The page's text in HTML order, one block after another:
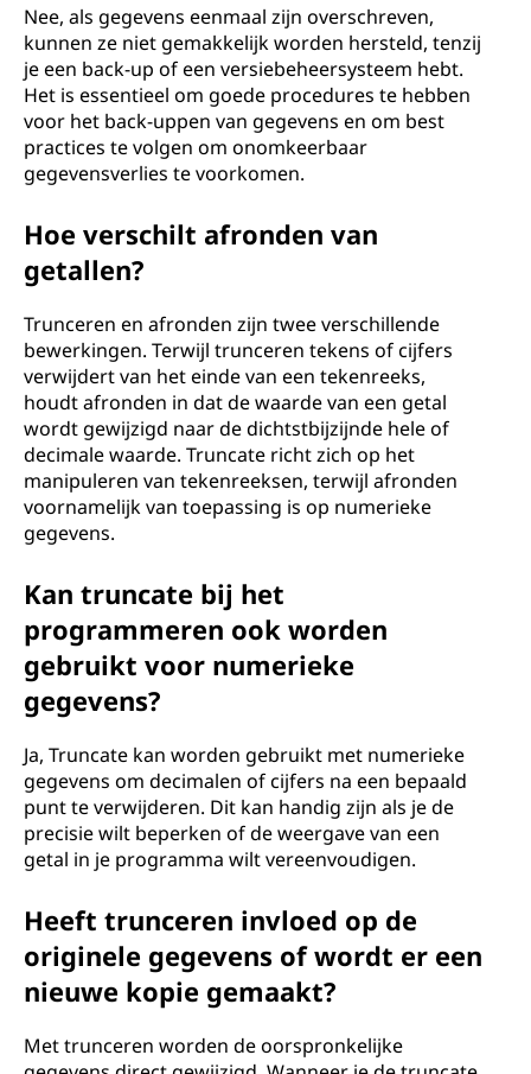
Nee, als gegevens eenmaal zijn overschreven,
kunnen ze niet gemakkelijk worden hersteld, tenzij
je een back-up of een versiebeheersysteem hebt.
Het is essentieel om goede procedures te hebben
voor het back-uppen van gegevens en om best
practices te volgen om onomkeerbaar
gegevensverlies te voorkomen.
Hoe verschilt afronden van
getallen?
Trunceren en afronden zijn twee verschillende
bewerkingen. Terwijl trunceren tekens of cijfers
verwijdert van het einde van een tekenreeks,
houdt afronden in dat de waarde van een getal
wordt gewijzigd naar de dichtstbijzijnde hele of
decimale waarde. Truncate richt zich op het
manipuleren van tekenreeksen, terwijl afronden
voornamelijk van toepassing is op numerieke
gegevens.
Kan truncate bij het
programmeren ook worden
gebruikt voor numerieke
gegevens?
Ja, Truncate kan worden gebruikt met numerieke
gegevens om decimalen of cijfers na een bepaald
punt te verwijderen. Dit kan handig zijn als je de
precisie wilt beperken of de weergave van een
getal in je programma wilt vereenvoudigen.
Heeft trunceren invloed op de
originele gegevens of wordt er een
nieuwe kopie gemaakt?
Met trunceren worden de oorspronkelijke